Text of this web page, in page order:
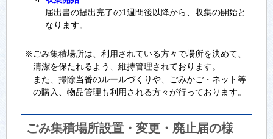
届出書の提出完了の1週間後以降から、収集の開始と
なります。
※ごみ集積場所は、利用されている方々で場所を決めて、
清潔を保たれるよう、維持管理されております。
また、掃除当番のルールづくりや、ごみかご・ネット等
の購入、物品管理も利用される方々が行っております。
ごみ集積場所設置・変更・廃止届の様